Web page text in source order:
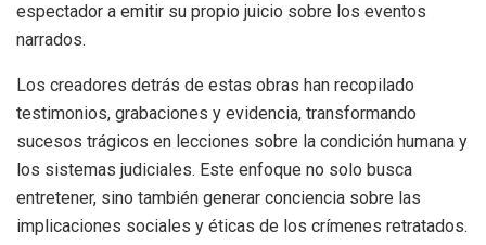
espectador a emitir su propio juicio sobre los eventos
narrados.
Los creadores detrás de estas obras han recopilado
testimonios, grabaciones y evidencia, transformando
sucesos trágicos en lecciones sobre la condición humana y
los sistemas judiciales. Este enfoque no solo busca
entretener, sino también generar conciencia sobre las
implicaciones sociales y éticas de los crímenes retratados.